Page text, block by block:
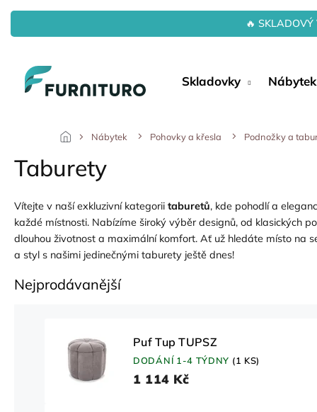
Přejít
obsah
🔥
Skladovky Nábytek
Nábytek Pohovky a křesla Podnožky a
Taburety
Vítejte v naší exkluzivní kategorii taburetů, kde pohodlí a
každé místnosti. Nabízíme široký výběr designů, od klasických
dlouhou životnost a maximální komfort. Ať už hledáte místo na
a styl s našimi jedinečnými taburety ještě dnes!
Nejprodávanější
Puf Tup TUPSZ
DODÁNÍ 1-4 TÝDNY (1 KS)
1 114 Kč